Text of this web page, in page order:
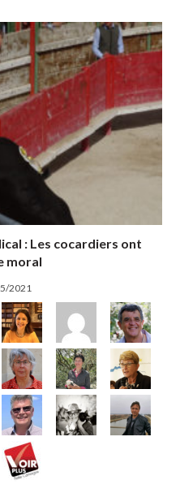
: Les cocardiers ont
moral
2021